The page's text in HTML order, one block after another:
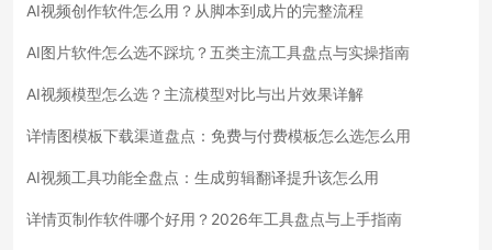
AI视频创作软件怎么用？从脚本到成片的完整流程
AI图片软件怎么选不踩坑？五类主流工具盘点与实操指南
AI视频模型怎么选？主流模型对比与出片效果详解
详情图模板下载渠道盘点：免费与付费模板怎么选怎么用
AI视频工具功能全盘点：生成剪辑翻译提升该怎么用
详情页制作软件哪个好用？2026年工具盘点与上手指南